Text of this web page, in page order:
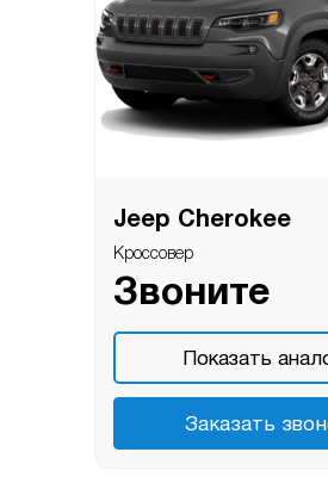
Jeep Cherokee
Кроссовер
Звоните
Показать
Заказать